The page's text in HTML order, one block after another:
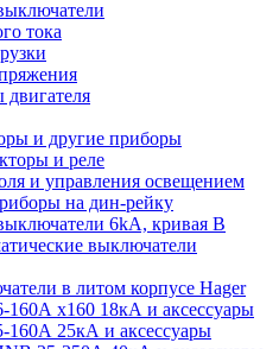
тока
и другие приборы
и реле
и управления освещением
на дин-рейку
6kA, кривая В
выключатели
в литом корпусе Hager
x160 18кА и аксессуары
25кА и аксессуары